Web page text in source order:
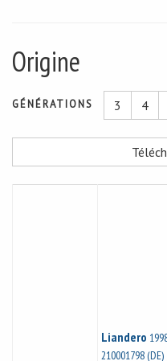
Origine
GÉNÉRATIONS 3 4
Liandero
210001798 (DE)